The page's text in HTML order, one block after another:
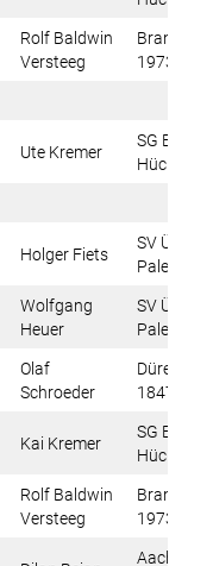
Rolf Baldwin
Versteeg
Brander
1973 e.V.
Ute Kremer
SG
Holger Fiets
SV Übach
Palenberg
Wolfgang
Heuer
SV Übach-
Palenberg
Olaf
Schroeder
Dürener
1847 e.V.
Kai Kremer
SG
Rolf Baldwin
Versteeg
Brander
1973 e.V.
Aachener